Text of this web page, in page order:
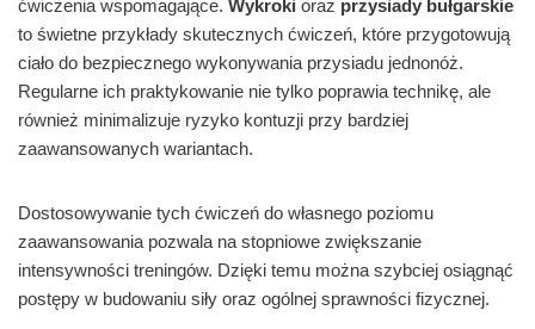
ćwiczenia wspomagające. Wykroki oraz przysiady bułgarskie
to świetne przykłady skutecznych ćwiczeń, które przygotowują
ciało do bezpiecznego wykonywania przysiadu jednonóż.
Regularne ich praktykowanie nie tylko poprawia technikę, ale
również minimalizuje ryzyko kontuzji przy bardziej
zaawansowanych wariantach.
Dostosowywanie tych ćwiczeń do własnego poziomu
zaawansowania pozwala na stopniowe zwiększanie
intensywności treningów. Dzięki temu można szybciej osiągnąć
postępy w budowaniu siły oraz ogólnej sprawności fizycznej.